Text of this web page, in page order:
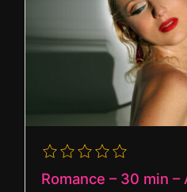
Romance – 30 min